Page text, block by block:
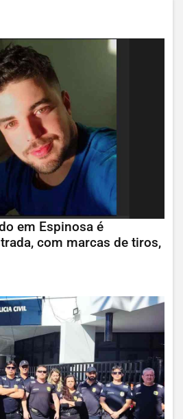
em Espinosa é
com marcas de tiros,